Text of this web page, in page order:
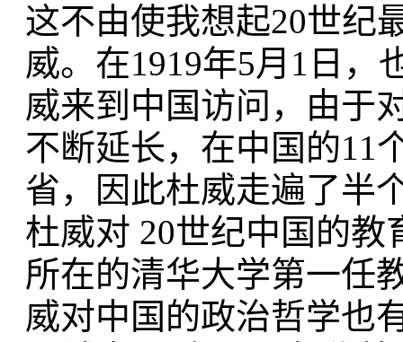
这不由使我想起20世纪
威。在1919年5月1日，
威来到中国访问，由于
不断延长，在中国的11
省，因此杜威走遍了半
杜威对 20世纪中国的
所在的清华大学第一任
威对中国的政治哲学也